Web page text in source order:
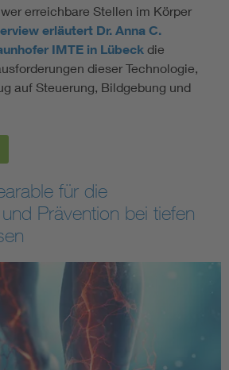
erreichbare Stellen im Körper
erläutert Dr. Anna C.
IMTE in Lübeck die
dieser Technologie,
auf Steuerung, Bildgebung und
für die
Prävention bei tiefen